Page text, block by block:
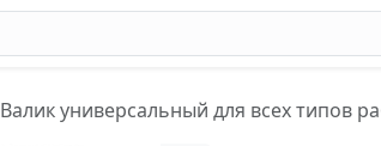
Валик универсальный для всех типов